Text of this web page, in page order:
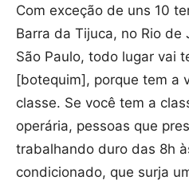
Com exceção de uns 10
Barra da Tijuca, no Rio de
São Paulo, todo lugar vai
[botequim], porque tem a
classe. Se você tem a
operária, pessoas que
trabalhando duro das 8h
condicionado, que surja